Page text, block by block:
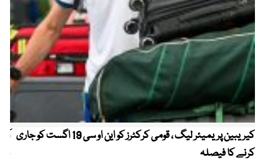
کیریبین پریمیئر لیگ ، قومی کرکٹرز کو این او سی 19 اگست کو جاری
کرنے کا فیصلہ